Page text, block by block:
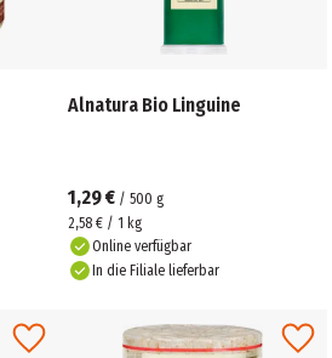
Alnatura Bio Linguine
1,29 € / 500 g
2,58 € / 1 kg
Online verfügbar
In die Filiale lieferbar